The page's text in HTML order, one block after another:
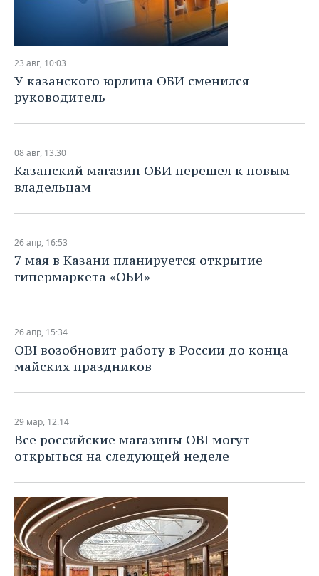
23 авг, 10:03
У казанского юрлица ОБИ сменился
руководитель
08 авг, 13:30
Казанский магазин ОБИ перешел к новым
владельцам
26 апр, 16:53
7 мая в Казани планируется открытие
гипермаркета «ОБИ»
26 апр, 15:34
OBI возобновит работу в России до конца
майских праздников
29 мар, 12:14
Все российские магазины OBI могут
открыться на следующей неделе